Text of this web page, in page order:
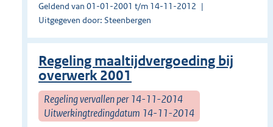
Geldend van 01-01-2001 t/m 14-11-2012
Uitgegeven door: Steenbergen
Regeling maaltijdvergoeding bij
overwerk 2001
Regeling vervallen per 14-11-2014
Uitwerkingtredingdatum 14-11-2014